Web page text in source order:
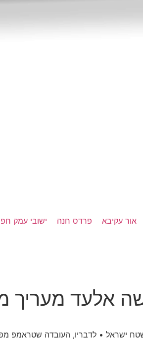
אור עקיבא פרדס חנה ישובי עמק
אלעד מעריך
ישראל • לדבריו, העובדה שטראמפ